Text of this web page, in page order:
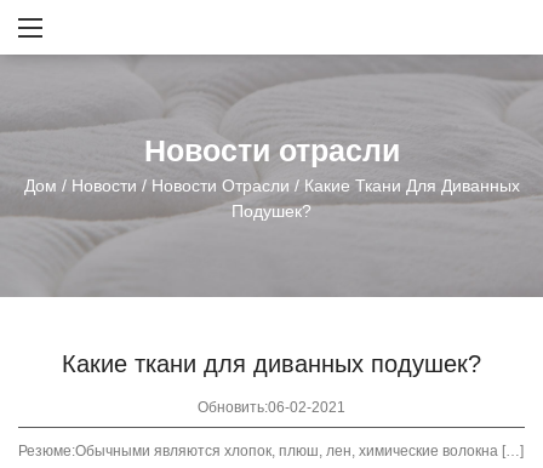
Новости отрасли
Дом / Новости/ Новости Отрасли / Какие Ткани Для Диванных
Подушек?
Какие ткани для диванных подушек?
Обновить:06-02-2021
Резюме:Обычными являются хлопок, плюш, лен, химические волокна […]